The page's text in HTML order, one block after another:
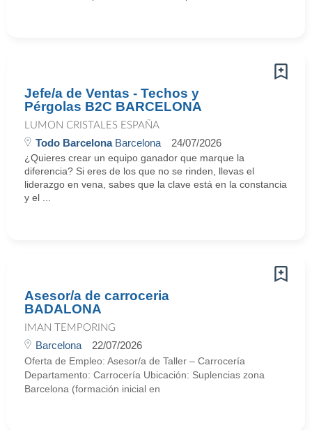
Jefe/a de Ventas - Techos y
Pérgolas B2C BARCELONA
LUMON CRISTALES ESPAÑA
Todo BarcelonaBarcelona 24/07/2026
¿Quieres crear un equipo ganador que marque la
diferencia? Si eres de los que no se rinden, llevas el
liderazgo en vena, sabes que la clave está en la constancia
y el ...
Asesor/a de carroceria
BADALONA
IMAN TEMPORING
Barcelona 22/07/2026
Oferta de Empleo: Asesor/a de Taller – Carrocería
Departamento: Carrocería Ubicación: Suplencias zona
Barcelona (formación inicial en